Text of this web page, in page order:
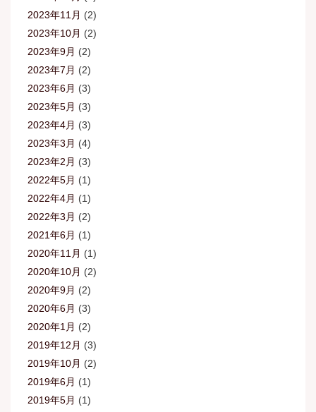
2023年11月 (2)
2023年10月 (2)
2023年9月 (2)
2023年7月 (2)
2023年6月 (3)
2023年5月 (3)
2023年4月 (3)
2023年3月 (4)
2023年2月 (3)
2022年5月 (1)
2022年4月 (1)
2022年3月 (2)
2021年6月 (1)
2020年11月 (1)
2020年10月 (2)
2020年9月 (2)
2020年6月 (3)
2020年1月 (2)
2019年12月 (3)
2019年10月 (2)
2019年6月 (1)
2019年5月 (1)